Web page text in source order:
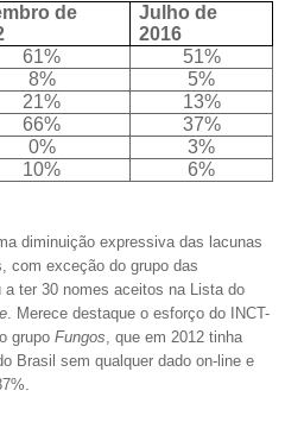
de
Julho de
2016
61%
51%
8%
5%
21%
13%
66%
37%
0%
3%
10% 6%
diminuição expressiva das lacunas
com exceção do grupo das
ter 30 nomes aceitos na Lista do
. Merece destaque o esforço do INCT-
grupo Fungos , que em 2012 tinha
Brasil sem qualquer dado on-line e